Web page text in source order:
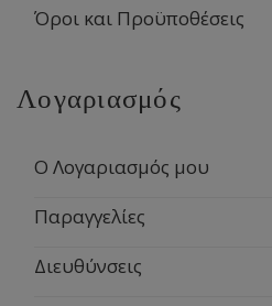
Όροι και Προϋποθέσεις
Λογαριασμός
Ο Λογαριασμός μου
Παραγγελίες
Διευθύνσεις